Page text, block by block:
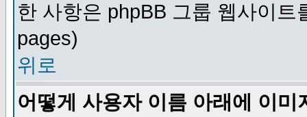
한 사항은 phpBB 그룹 웹사이
pages)
위로
어떻게 사용자 이름 아래에 이미